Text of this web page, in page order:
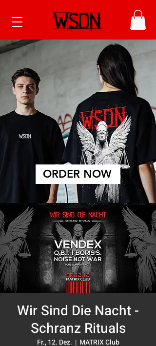
ORDER NOW
Wir Sind Die Nacht -
Schranz Rituals
Fr., 12. Dez.
  |
MATRIX Club